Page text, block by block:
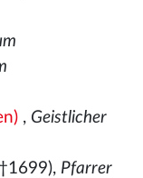
, Geistlicher
Pfarrer